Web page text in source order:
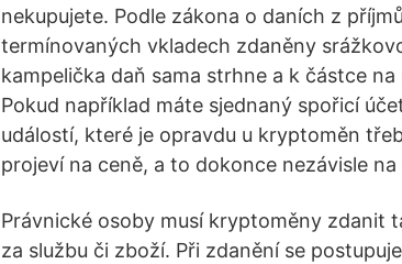
nekupujete. Podle zákona o daních z
termínovaných vkladech zdaněny
kampelička daň sama strhne a k částce
Pokud například máte sjednaný spořicí
událostí, které je opravdu u kryptoměn
projeví na ceně, a to dokonce nezávisle
Právnické osoby musí kryptoměny zdanit
za službu či zboží. Při zdanění se